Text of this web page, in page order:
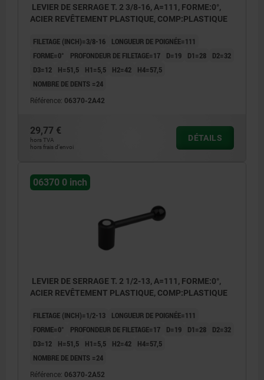
LEVIER DE SERRAGE T. 2 3/8-16, A=111, FORME:0°,
ACIER REVÊTEMENT PLASTIQUE, COMP:PLASTIQUE
FILETAGE (INCH)=3/8-16
LONGUEUR DE POIGNÉE=111
FORME=0°
PROFONDEUR DE FILETAGE=17 D=19 D1=28
D2=32
D3=12
H=51,5 H1=5,5 H2=42
H4=57,5
NOMBRE DE DENTS =24
Référence: 06370-2A42
29,77 €
hors TVA
hors frais d’envoi
DÉTAILS
06370 0 inch
LEVIER DE SERRAGE T. 2 1/2-13, A=111, FORME:0°,
ACIER REVÊTEMENT PLASTIQUE, COMP:PLASTIQUE
FILETAGE (INCH)=1/2-13
LONGUEUR DE POIGNÉE=111
FORME=0°
PROFONDEUR DE FILETAGE=17 D=19 D1=28
D2=32
D3=12
H=51,5 H1=5,5 H2=42
H4=57,5
NOMBRE DE DENTS =24
Référence: 06370-2A52